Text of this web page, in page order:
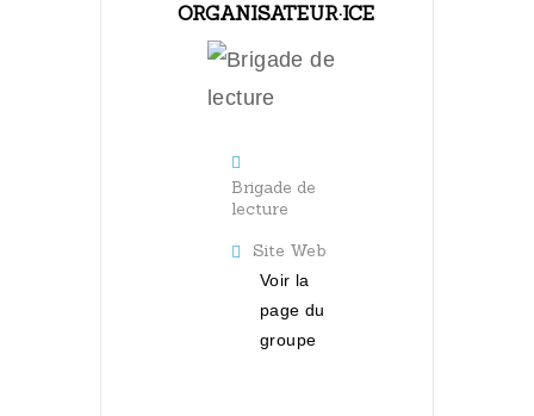
ORGANISATEUR·ICE
Brigade de
lecture
Site Web
Voir la
page du
groupe